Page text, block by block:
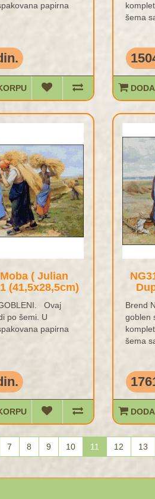
papirna
šema
( Julian
(41,5x28,5cm)
Ovaj
po šemi. U
papirna
Brend
goblen
šema
7 8 9 10 11 12 13